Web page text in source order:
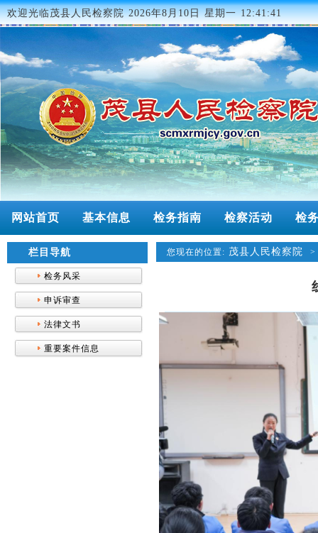
欢迎光临茂县人民检察院2026年8月10日 星期一 12:41:41
网站首页 基本信息 检务指南 检察活动 检
栏目导航
检务风采
申诉审查
法律文书
重要案件信息
您现在的位置: 茂县人民检察院